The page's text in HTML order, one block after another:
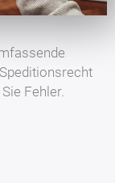
Fehler.